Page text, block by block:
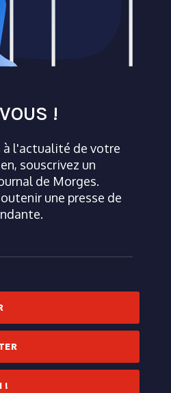
!
à l'actualité de votre
souscrivez un
de Morges.
une presse de
!